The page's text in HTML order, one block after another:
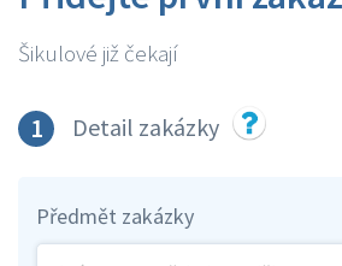
Šikulové již čekají
1 Detail zakázky
Předmět zakázky